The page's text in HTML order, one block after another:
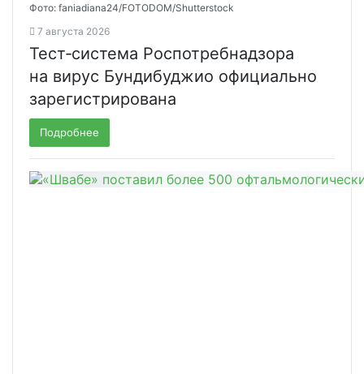
Фото: faniadiana24/FOTODOM/Shutterstock
7 августа 2026
Тест‑система Роспотребнадзора
на вирус Бундибуджио официально
зарегистрирована
Подробнее